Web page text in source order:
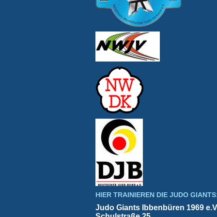
HIER TRAINIEREN DIE JUDO
Judo Giants Ibbenbüren 1969